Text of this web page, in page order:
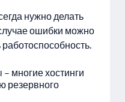
нужно делать
ошибки можно
многие хостинги
резервного